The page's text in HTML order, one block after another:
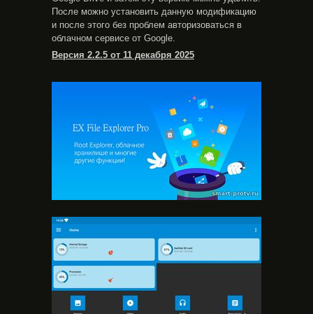
После можно установить данную модификацию
и после этого без проблем авторизоваться в
облачном сервисе от Google.
Версия 2.2.5 от 11 декабря 2025